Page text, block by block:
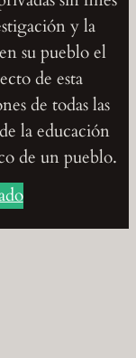
y la
su pueblo el
de esta
de todas las
la educación
de un pueblo.